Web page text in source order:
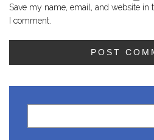
Save my name, email, and website
I comment.